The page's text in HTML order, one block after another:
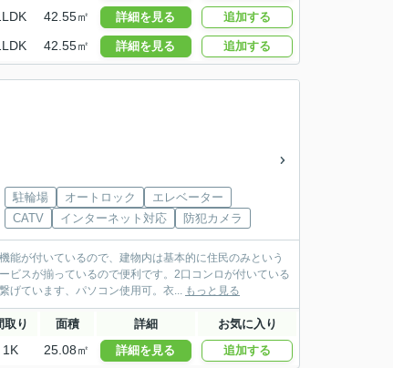
42.55㎡ 詳細を見る 追加する
42.55㎡ 詳細を見る 追加する
駐輪場 オートロック
エレベーター
CATV
インターネット対応 防犯カメラ
能が付いているので、建物内は基本的に住民のみという
ビスが揃っているので便利です。2口コンロが付いている
げています、パソコン使用可。衣... もっと見る
取り 面積 詳細 お気に入り
1K 25.08㎡ 詳細を見る 追加する